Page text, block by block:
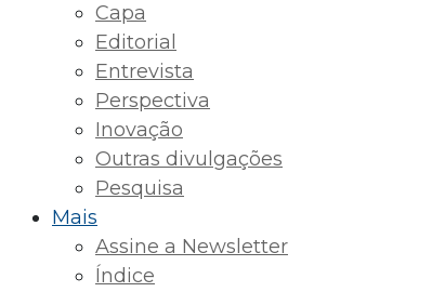
Capa
Editorial
Entrevista
Perspectiva
Inovação
Outras divulgações
Pesquisa
Mais
Assine a Newsletter
Índice